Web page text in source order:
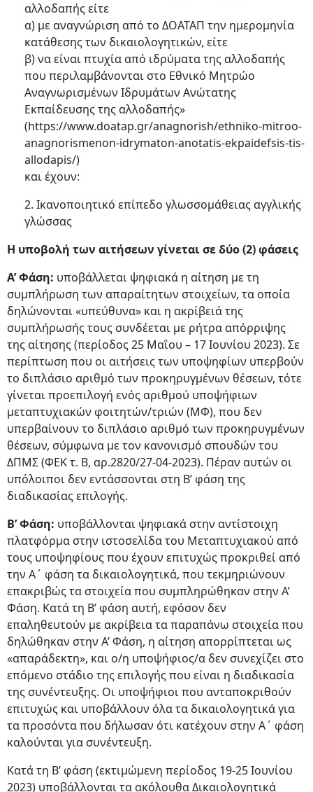
αλλοδαπής είτε
α) με αναγνώριση από το ΔΟΑΤΑΠ την ημερομηνία
κατάθεσης των δικαιολογητικών, είτε
β) να είναι πτυχία από ιδρύματα της αλλοδαπής
που περιλαμβάνονται στο Εθνικό Μητρώο
Αναγνωρισμένων Ιδρυμάτων Ανώτατης
Εκπαίδευσης της αλλοδαπής»
(https://www.doatap.gr/anagnorish/ethniko-mitroo-
anagnorismenon-idrymaton-anotatis-ekpaidefsis-tis-
allodapis/)
και έχουν:
2. Ικανοποιητικό επίπεδο γλωσσομάθειας αγγλικής
γλώσσας
Η υποβολή των αιτήσεων γίνεται σε δύο (2) φάσεις
Α’ Φάση: υποβάλλεται ψηφιακά η αίτηση με τη
συμπλήρωση των απαραίτητων στοιχείων, τα οποία
δηλώνονται «υπεύθυνα» και η ακρίβειά της
συμπλήρωσής τους συνδέεται με ρήτρα απόρριψης
της αίτησης (περίοδος 25 Μαΐου – 17 Ιουνίου 2023). Σε
περίπτωση που οι αιτήσεις των υποψηφίων υπερβούν
το διπλάσιο αριθμό των προκηρυγμένων θέσεων, τότε
γίνεται προεπιλογή ενός αριθμού υποψήφιων
μεταπτυχιακών φοιτητών/τριών (ΜΦ), που δεν
υπερβαίνουν το διπλάσιο αριθμό των προκηρυγμένων
θέσεων, σύμφωνα με τον κανονισμό σπουδών του
ΔΠΜΣ (ΦΕΚ τ. Β, αρ.2820/27-04-2023). Πέραν αυτών οι
υπόλοιποι δεν εντάσσονται στη Β’ φάση της
διαδικασίας επιλογής.
Β’ Φάση: υποβάλλονται ψηφιακά στην αντίστοιχη
πλατφόρμα στην ιστοσελίδα του Μεταπτυχιακού από
τους υποψηφίους που έχουν επιτυχώς προκριθεί από
την Α΄ φάση τα δικαιολογητικά, που τεκμηριώνουν
επακριβώς τα στοιχεία που συμπληρώθηκαν στην Α’
Φάση. Κατά τη Β’ φάση αυτή, εφόσον δεν
επαληθευτούν με ακρίβεια τα παραπάνω στοιχεία που
δηλώθηκαν στην Α’ Φάση, η αίτηση απορρίπτεται ως
«απαράδεκτη», και ο/η υποψήφιος/α δεν συνεχίζει στο
επόμενο στάδιο της επιλογής που είναι η διαδικασία
της συνέντευξης. Οι υποψήφιοι που ανταποκριθούν
επιτυχώς και υποβάλλουν όλα τα δικαιολογητικά για
τα προσόντα που δήλωσαν ότι κατέχουν στην Α΄ φάση
καλούνται για συνέντευξη.
Κατά τη Β’ φάση (εκτιμώμενη περίοδος 19-25 Ιουνίου
2023) υποβάλλονται τα ακόλουθα Δικαιολογητικά